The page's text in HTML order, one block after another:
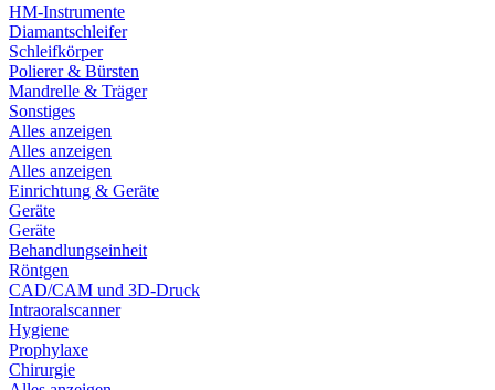
HM-Instrumente
Diamantschleifer
Schleifkörper
Polierer & Bürsten
Mandrelle & Träger
Sonstiges
Alles anzeigen
Alles anzeigen
Alles anzeigen
Einrichtung & Geräte
Geräte
Geräte
Behandlungseinheit
Röntgen
CAD/CAM und 3D-Druck
Intraoralscanner
Hygiene
Prophylaxe
Chirurgie